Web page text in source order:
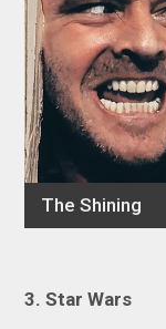
3. Star Wars